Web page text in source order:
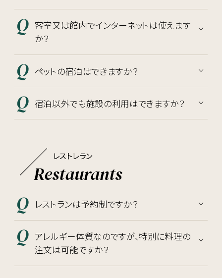
客室又は館内でインターネットは使えます
か？
ペットの宿泊はできますか？
宿泊以外でも施設の利用はできますか？
レストレラン
Restaurants
レストランは予約制ですか？
アレルギー体質なのですが、特別に料理の
注文は可能ですか？